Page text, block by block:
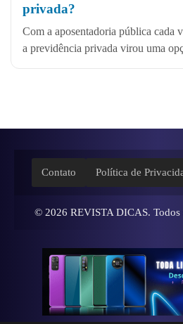
privada?
Com a aposentadoria pública cada
a previdência privada virou uma
Contato Política de
© 2026 REVISTA DICAS. Todos